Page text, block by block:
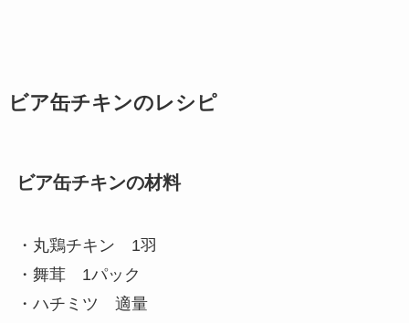
ビア缶チキンのレシピ
ビア缶チキンの材料
・丸鶏チキン 1羽
・舞茸 1パック
・ハチミツ 適量